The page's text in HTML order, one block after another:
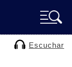
Escuchar